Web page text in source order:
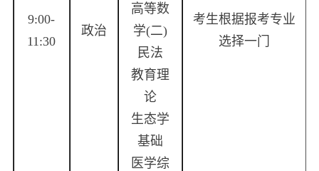
9:00-
11:30
政治
高等数
学(二)
民法
教育理
论
生态学
基础
医学综
考生根据报考专业
选择一门